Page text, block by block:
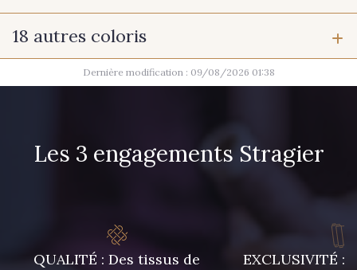
70 cm
18 autres coloris
9700 - Noir 9390 - Gris Mercure
9654 - Gris Manchot
Dernière modification : 09/08/2026 01:38
Les 3 engagements Stragier
QUALITÉ : Des tissus de
EXCLUSIVITÉ :